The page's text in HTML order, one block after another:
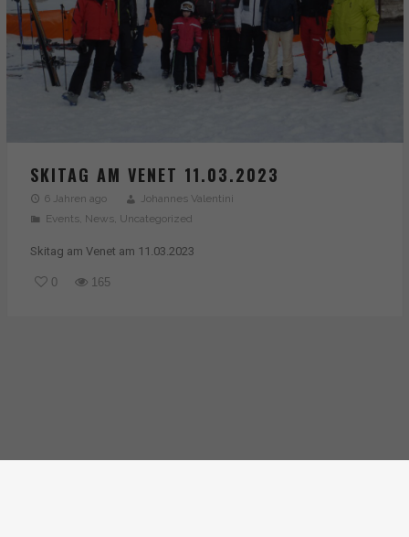
SKITAG AM VENET 11.03.2023
6 Jahren ago
Johannes Valentini
Events, News, Uncategorized
Skitag am Venet am 11.03.2023
0 165